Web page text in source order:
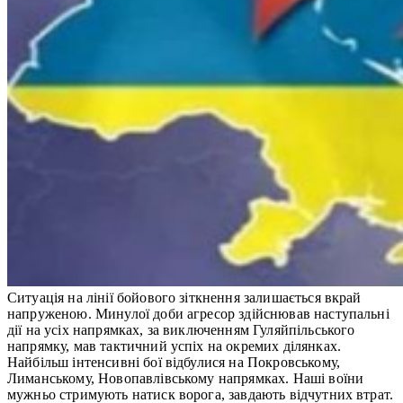
Ситуація на лінії бойового зіткнення залишається вкрай
напруженою. Минулої доби агресор здійснював наступальні
дії на усіх напрямках, за виключенням Гуляйпільського
напрямку, мав тактичний успіх на окремих ділянках.
Найбільш інтенсивні бої відбулися на Покровському,
Лиманському, Новопавлівському напрямках. Наші воїни
мужньо стримують натиск ворога, завдають відчутних втрат.